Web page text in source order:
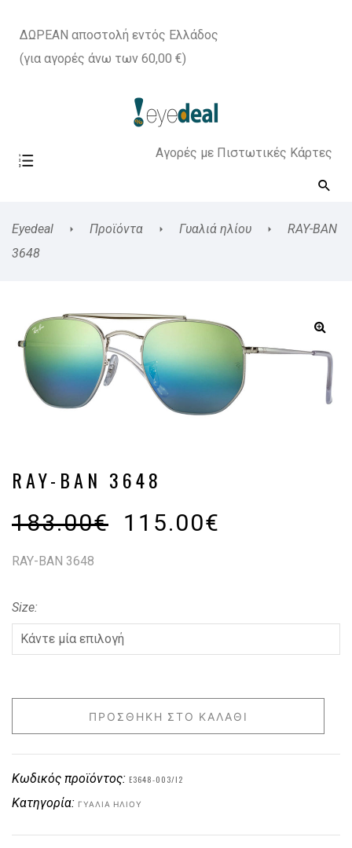
ΔΩΡΕΑΝ αποστολή εντός Ελλάδος
(για αγορές άνω των 60,00 €)
Αγορές με Πιστωτικές Κάρτες
Eyedeal Προϊόντα Γυαλιά ηλίου
RAY-BAN
3648
RAY-BAN 3648
183.00€ 115.00€
RAY-BAN 3648
Size
ΠΡΟΣΘΉΚΗ ΣΤΟ ΚΑΛΆΘΙ
Κωδικός προϊόντος: E3648-003/I2
Κατηγορία: ΓΥΑΛΙΆ ΗΛΊΟΥ